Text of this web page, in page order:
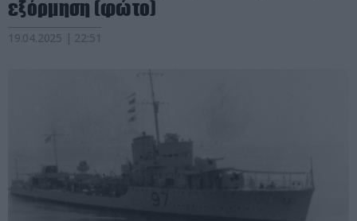
εξόρμηση (φώτο)
19.04.2025 | 22:51